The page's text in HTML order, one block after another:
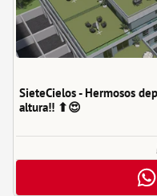
SieteCielos - Hermosos
altura!! ⬆😍